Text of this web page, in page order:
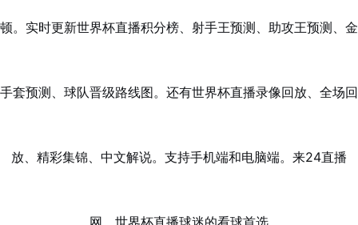
顿。实时更新世界杯直播积分榜、射手王预测、助攻王预测、金
手套预测、球队晋级路线图。还有世界杯直播录像回放、全场回
放、精彩集锦、中文解说。支持手机端和电脑端。来24直播
网，世界杯直播球迷的看球首选